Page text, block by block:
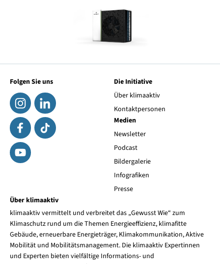
Folgen Sie uns
Die Initiative
Über klimaaktiv
Kontaktpersonen
Medien
Newsletter
Podcast
Bildergalerie
Infografiken
Presse
Über klimaaktiv
klimaaktiv vermittelt und verbreitet das „Gewusst Wie“ zum
Klimaschutz rund um die Themen Energieeffizienz, klimafitte
Gebäude, erneuerbare Energieträger, Klimakommunikation, Aktive
Mobilität und Mobilitätsmanagement. Die klimaaktiv Expertinnen
und Experten bieten vielfältige Informations- und